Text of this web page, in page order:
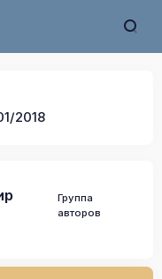
2018
Группа
авторов